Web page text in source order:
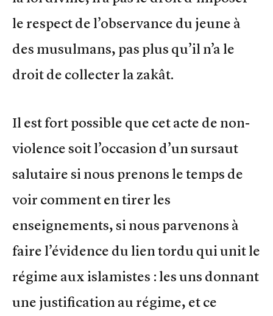
le respect de l’observance du jeune à
des musulmans, pas plus qu’il n’a le
droit de collecter la zakât.
Il est fort possible que cet acte de non-
violence soit l’occasion d’un sursaut
salutaire si nous prenons le temps de
voir comment en tirer les
enseignements, si nous parvenons à
faire l’évidence du lien tordu qui unit le
régime aux islamistes : les uns donnant
une justification au régime, et ce